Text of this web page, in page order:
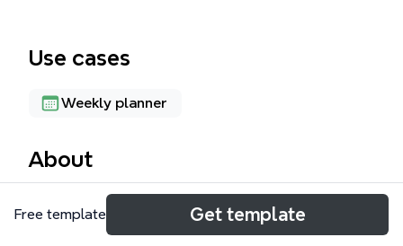
Use cases
Weekly planner
About
小样团契 第四组 www.zhufu.de 模板是一个专为教会
小组管理和团契建设设计的思维导图。该模板包含 59
Free template Get template